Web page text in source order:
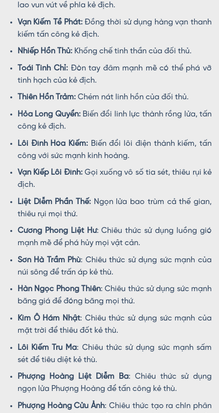
lao vun vút về phía kẻ địch.
Vạn Kiếm Tề Phát:Đồng thời sử dụng hàng vạn thanh
kiếm tấn công kẻ địch.
Nhiếp Hồn Thủ:Khống chế tinh thần của đối thủ.
Toái Tinh Chỉ:Đòn tay đâm mạnh mẽ có thể phá vỡ
tinh hạch của kẻ địch.
Thiên Hồn Trảm:Chém nát linh hồn của đối thủ.
Hỏa Long Quyển:Biến đổi linh lực thành rồng lửa, tấn
công kẻ địch.
Lôi Đình Hóa Kiếm:Biến đổi lôi điện thành kiếm, tấn
công với sức mạnh kinh hoàng.
Vạn Kiếp Lôi Đình:Gọi xuống vô số tia sét, thiêu rụi kẻ
địch.
Liệt Diễm Phần Thế:Ngọn lửa bao trùm cả thế gian,
thiêu rụi mọi thứ.
Cương Phong Liệt Hư: Chiêu thức sử dụng luồng gió
mạnh mẽ để phá hủy mọi vật cản.
Sơn Hà Trầm Phù: Chiêu thức sử dụng sức mạnh của
núi sông để trấn áp kẻ thù.
Hàn Ngọc Phong Thiên: Chiêu thức sử dụng sức mạnh
băng giá để đóng băng mọi thứ.
Kim Ô Hám Nhật: Chiêu thức sử dụng sức mạnh của
mặt trời để thiêu đốt kẻ thù.
Lôi Kiếm Tru Ma: Chiêu thức sử dụng sức mạnh sấm
sét để tiêu diệt kẻ thù.
Phượng Hoàng Liệt Diễm Ba: Chiêu thức sử dụng
ngọn lửa Phượng Hoàng để tấn công kẻ thù.
Phượng Hoàng Cửu Ảnh: Chiêu thức tạo ra chín phân